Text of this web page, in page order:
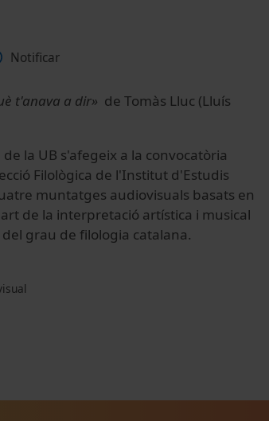
Notificar
t'anava a dir» de Tomàs Lluc (Lluís
la UB s'afegeix a la convocatòria
Filològica de l'Institut d'Estudis
muntatges audiovisuals basats en
de la interpretació artística i musical
grau de filologia catalana.